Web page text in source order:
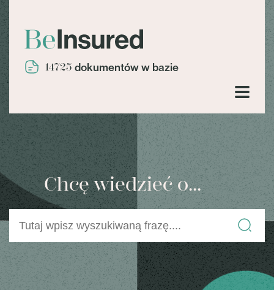
14725 dokumentów w bazie
Chcę wiedzieć o...